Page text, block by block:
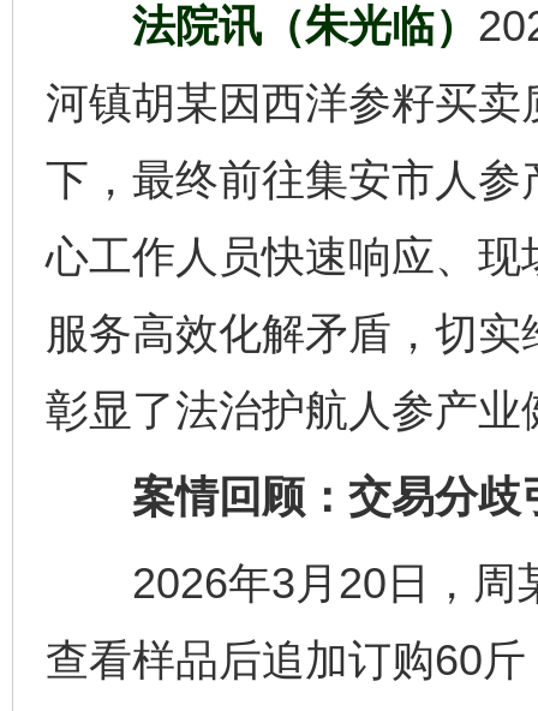
法院讯（朱光临）
河镇胡某因西洋参籽买
下，最终前往集安市人
心工作人员快速响应、现
服务高效化解矛盾，切
彰显了法治护航人参产
案情回顾：交易分歧
2026年3月20日，周
查看样品后追加订购60